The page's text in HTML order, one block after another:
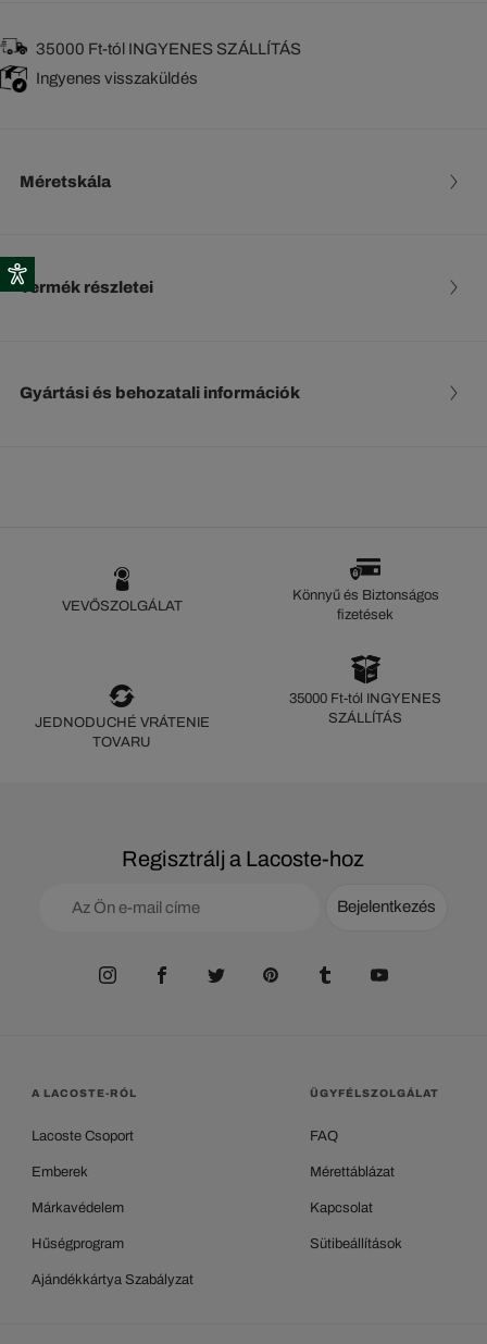
35000 Ft-tól INGYENES SZÁLLÍTÁS
Ingyenes visszaküldés
Méretskála
Termék részletei
Gyártási és behozatali információk
VEVŐSZOLGÁLAT
Könnyű és Biztonságos
fizetések
JEDNODUCHÉ VRÁTENIE
TOVARU
35000 Ft-tól INGYENES
SZÁLLÍTÁS
Regisztrálj a Lacoste-hoz
Bejelentkezés
A LACOSTE-RÓL
Lacoste Csoport
Emberek
Márkavédelem
Hűségprogram
Ajándékkártya Szabályzat
ÜGYFÉLSZOLGÁLAT
FAQ
Mérettáblázat
Kapcsolat
Sütibeállítások